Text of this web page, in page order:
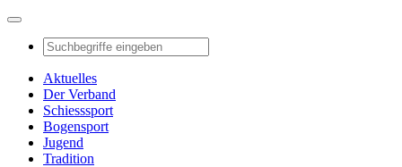
Aktuelles
Der Verband
Schiesssport
Bogensport
Jugend
Tradition